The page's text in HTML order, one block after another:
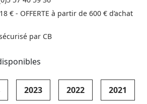
€ - OFFERTE à partir de 600 € d’achat
par CB
2023 2022 2021